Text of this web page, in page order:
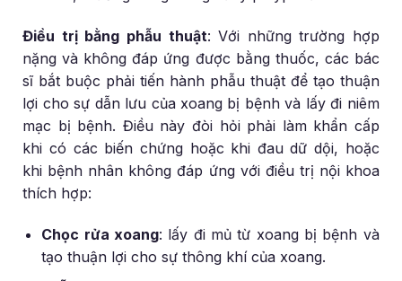
Điều trị bằng phẫu thuật: Với những trường hợp
nặng và không đáp ứng được bằng thuốc, các bác
sĩ bắt buộc phải tiến hành phẫu thuật để tạo thuận
lợi cho sự dẫn lưu của xoang bị bệnh và lấy đi niêm
mạc bị bệnh. Điều này đòi hỏi phải làm khẩn cấp
khi có các biến chứng hoặc khi đau dữ dội, hoặc
khi bệnh nhân không đáp ứng với điều trị nội khoa
thích hợp:
Chọc rửa xoang: lấy đi mủ từ xoang bị bệnh và
tạo thuận lợi cho sự thông khí của xoang.